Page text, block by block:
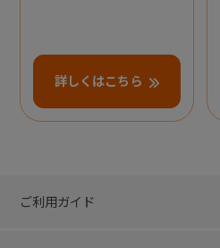
詳しくはこちら
ご利用ガイド